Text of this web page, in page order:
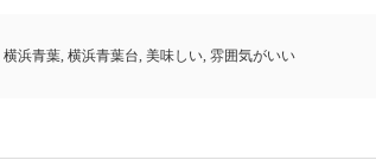
横浜青葉, 横浜青葉台, 美味しい, 雰囲気がいい